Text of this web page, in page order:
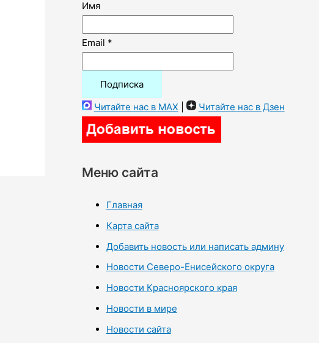
Имя
Email *
Читайте нас в MAX Читайте нас в Дзен
Меню сайта
Главная
Карта сайта
Добавить новость или написать админу
Новости Северо-Енисейского округа
Новости Красноярского края
Новости в мире
Новости сайта